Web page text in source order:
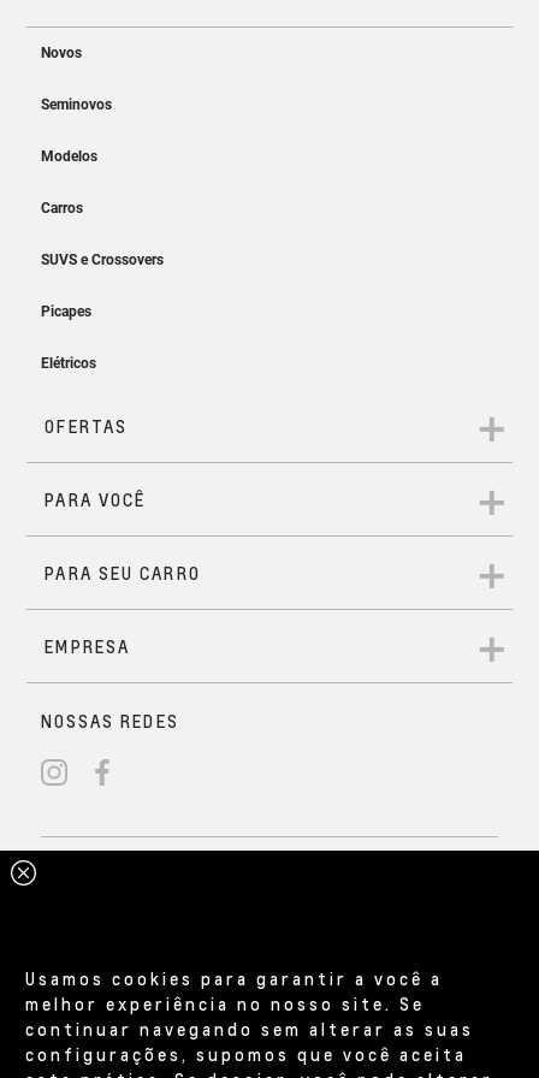
Usamos cookies para garantir a você a
melhor experiência no nosso site. Se
continuar navegando sem alterar as suas
configurações, supomos que você aceita